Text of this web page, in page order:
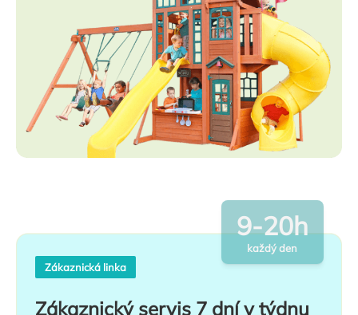
Zákaznická linka
Zákaznický servis 7 dní v týdnu
9-20h
každý den